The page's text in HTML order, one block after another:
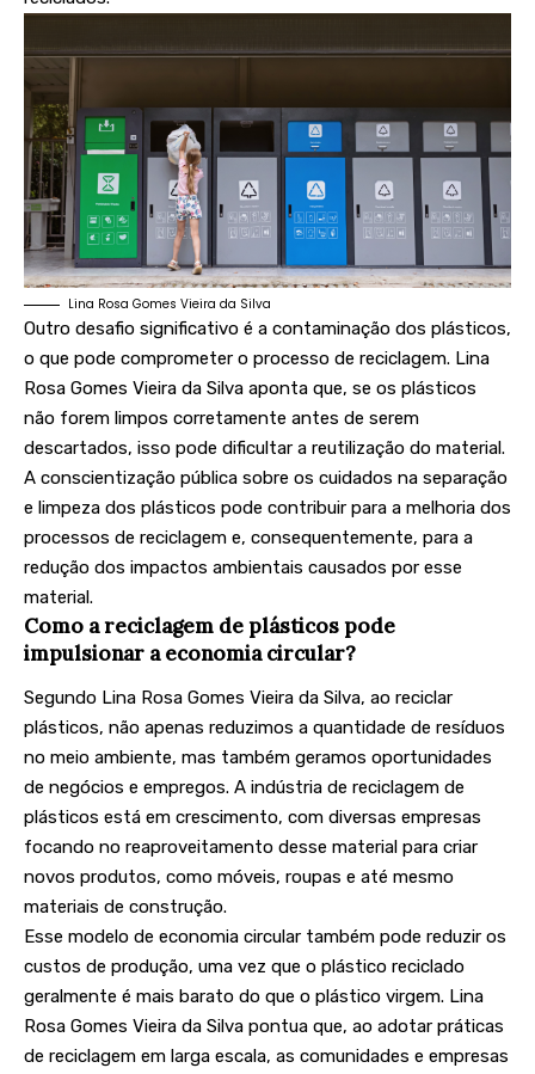
Lina Rosa Gomes Vieira da Silva
Outro desafio significativo é a contaminação dos plásticos,
o que pode comprometer o processo de reciclagem. Lina
Rosa Gomes Vieira da Silva aponta que, se os plásticos
não forem limpos corretamente antes de serem
descartados, isso pode dificultar a reutilização do material.
A conscientização pública sobre os cuidados na separação
e limpeza dos plásticos pode contribuir para a melhoria dos
processos de reciclagem e, consequentemente, para a
redução dos impactos ambientais causados por esse
material.
Como a reciclagem de plásticos pode
impulsionar a economia circular?
Segundo Lina Rosa Gomes Vieira da Silva, ao reciclar
plásticos, não apenas reduzimos a quantidade de resíduos
no meio ambiente, mas também geramos oportunidades
de negócios e empregos. A indústria de reciclagem de
plásticos está em crescimento, com diversas empresas
focando no reaproveitamento desse material para criar
novos produtos, como móveis, roupas e até mesmo
materiais de construção.
Esse modelo de economia circular também pode reduzir os
custos de produção, uma vez que o plástico reciclado
geralmente é mais barato do que o plástico virgem. Lina
Rosa Gomes Vieira da Silva pontua que, ao adotar práticas
de reciclagem em larga escala, as comunidades e empresas